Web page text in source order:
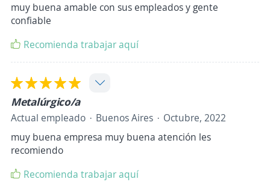
muy buena amable con sus empleados y gente
confiable
Recomienda trabajar aquí
Metalúrgico/a
Actual empleado Buenos Aires
Octubre, 2022
muy buena empresa muy buena atención les
recomiendo
Recomienda trabajar aquí